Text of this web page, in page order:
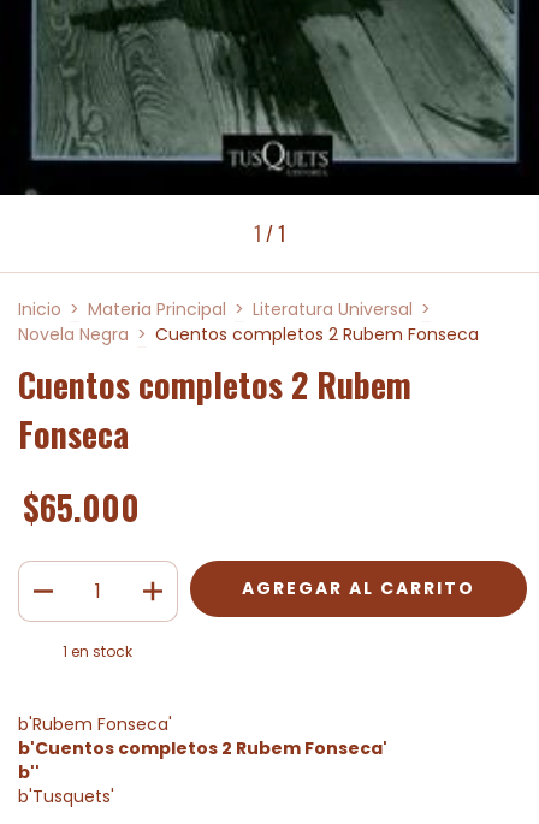
1 /1
Inicio > Materia Principal > Literatura Universal >
Novela Negra > Cuentos completos 2 Rubem Fonseca
Cuentos completos 2 Rubem
Fonseca
$65.000
1 en stock
b'Rubem Fonseca'
b'Cuentos completos 2 Rubem Fonseca'
b''
b'Tusquets'